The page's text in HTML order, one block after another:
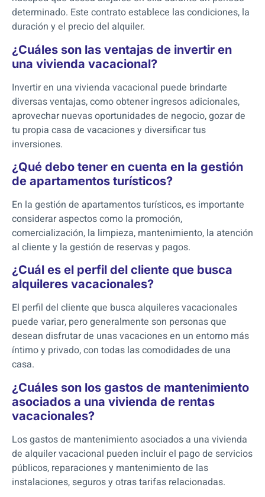
determinado. Este contrato establece las condiciones, la
duración y el precio del alquiler.
¿Cuáles son las ventajas de invertir en
una vivienda vacacional?
Invertir en una vivienda vacacional puede brindarte
diversas ventajas, como obtener ingresos adicionales,
aprovechar nuevas oportunidades de negocio, gozar de
tu propia casa de vacaciones y diversificar tus
inversiones.
¿Qué debo tener en cuenta en la gestión
de apartamentos turísticos?
En la gestión de apartamentos turísticos, es importante
considerar aspectos como la promoción,
comercialización, la limpieza, mantenimiento, la atención
al cliente y la gestión de reservas y pagos.
¿Cuál es el perfil del cliente que busca
alquileres vacacionales?
El perfil del cliente que busca alquileres vacacionales
puede variar, pero generalmente son personas que
desean disfrutar de unas vacaciones en un entorno más
íntimo y privado, con todas las comodidades de una
casa.
¿Cuáles son los gastos de mantenimiento
asociados a una vivienda de rentas
vacacionales?
Los gastos de mantenimiento asociados a una vivienda
de alquiler vacacional pueden incluir el pago de servicios
públicos, reparaciones y mantenimiento de las
instalaciones, seguros y otras tarifas relacionadas.